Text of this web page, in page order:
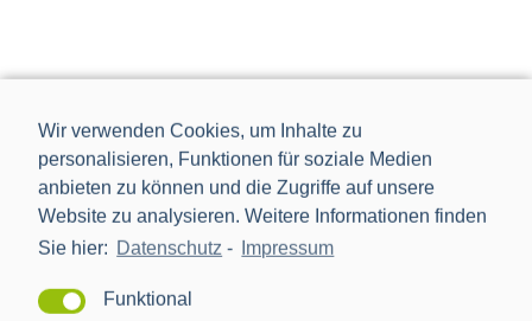
Wir verwenden Cookies, um Inhalte zu
personalisieren, Funktionen für soziale Medien
anbieten zu können und die Zugriffe auf unsere
Website zu analysieren. Weitere Informationen finden
Sie hier: Datenschutz - Impressum
Funktional